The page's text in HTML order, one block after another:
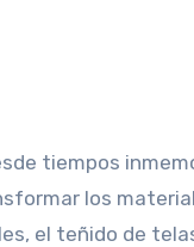
tiempos
los
el teñido de